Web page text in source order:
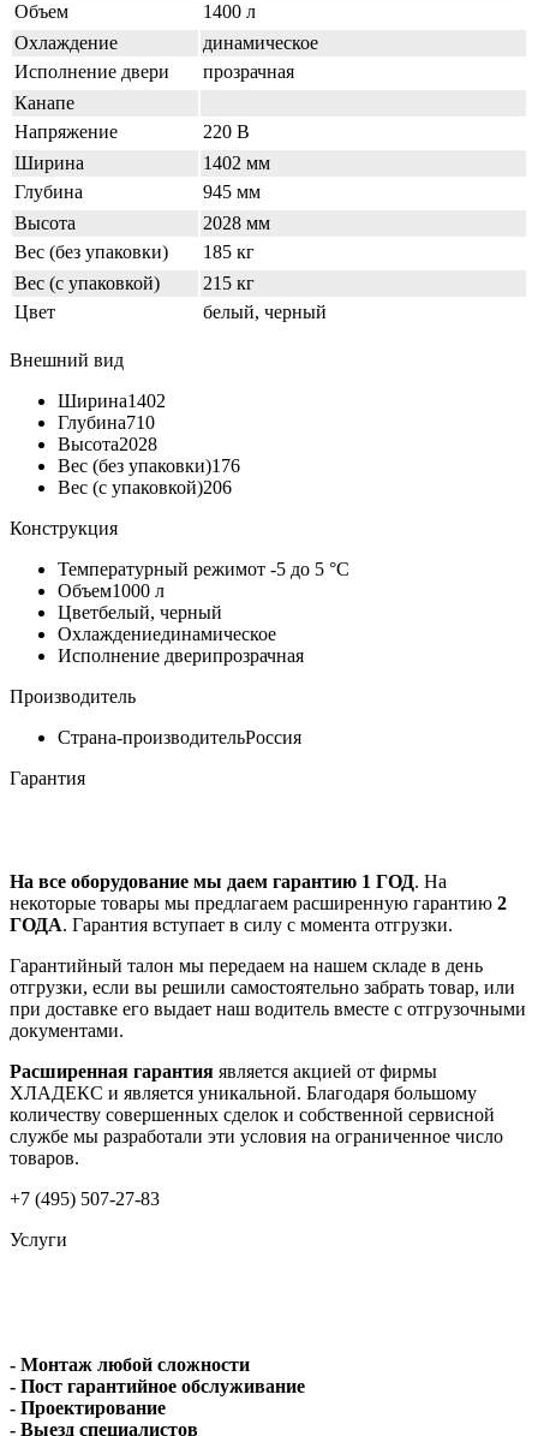
Объем
1400 л
Охлаждение
динамическое
Исполнение двери
прозрачная
Канапе
Напряжение
220 В
Ширина
1402 мм
Глубина
945 мм
Высота
2028 мм
Вес (без упаковки)
185 кг
Вес (с упаковкой)
215 кг
Цвет
белый, черный
Внешний вид
Ширина1402
Глубина710
Высота2028
Вес (без упаковки)176
Вес (с упаковкой)206
Конструкция
Температурный режимот -5 до 5 °C
Объем1000 л
Цветбелый, черный
Охлаждениединамическое
Исполнение дверипрозрачная
Производитель
Страна-производительРоссия
Гарантия
На все оборудование мы даем гарантию 1 ГОД. На
некоторые товары мы предлагаем расширенную гарантию 2
ГОДА. Гарантия вступает в силу с момента отгрузки.
Гарантийный талон мы передаем на нашем складе в день
отгрузки, если вы решили самостоятельно забрать товар, или
при доставке его выдает наш водитель вместе с отгрузочными
документами.
Расширенная гарантия является акцией от фирмы
ХЛАДЕКС и является уникальной. Благодаря большому
количеству совершенных сделок и собственной сервисной
службе мы разработали эти условия на ограниченное число
товаров.
+7 (495) 507-27-83
Услуги
- Монтаж любой сложности
- Пост гарантийное обслуживание
- Проектирование
- Выезд специалистов